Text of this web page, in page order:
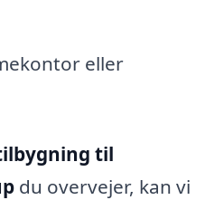
eller
til
du overvejer, kan vi